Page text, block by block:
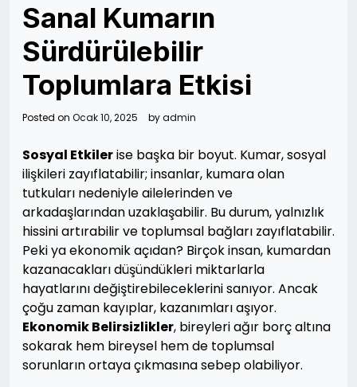
Sanal Kumarın
Sürdürülebilir
Toplumlara Etkisi
Posted on Ocak 10, 2025 byadmin
Sosyal Etkilerise başka bir boyut. Kumar, sosyal
ilişkileri zayıflatabilir; insanlar, kumara olan
tutkuları nedeniyle ailelerinden ve
arkadaşlarından uzaklaşabilir. Bu durum, yalnızlık
hissini artırabilir ve toplumsal bağları zayıflatabilir.
Peki ya ekonomik açıdan? Birçok insan, kumardan
kazanacakları düşündükleri miktarlarla
hayatlarını değiştirebileceklerini sanıyor. Ancak
çoğu zaman kayıplar, kazanımları aşıyor.
Ekonomik Belirsizlikler, bireyleri ağır borç altına
sokarak hem bireysel hem de toplumsal
sorunların ortaya çıkmasına sebep olabiliyor.